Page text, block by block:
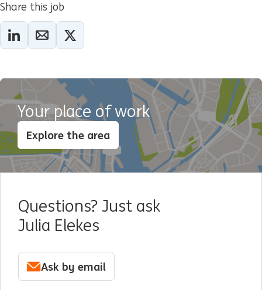
Share this job
Your place of work
Explore the area
Questions? Just ask
Julia Elekes
Ask by email